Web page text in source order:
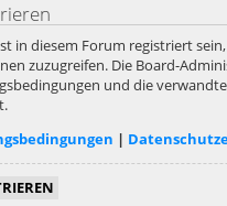
in diesem Forum registriert
zuzugreifen. Die Board-
und die
|